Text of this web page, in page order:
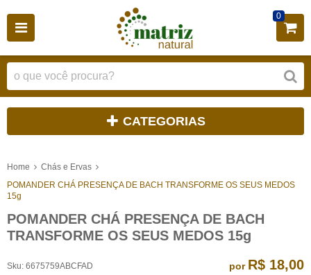
0
CATEGORIAS
Home
Chás e Ervas
POMANDER CHÁ PRESENÇA DE BACH TRANSFORME OS SEUS MEDOS
15g
POMANDER CHÁ PRESENÇA DE BACH
TRANSFORME OS SEUS MEDOS 15g
Sku: 6675759ABCFAD
por R$ 18,00